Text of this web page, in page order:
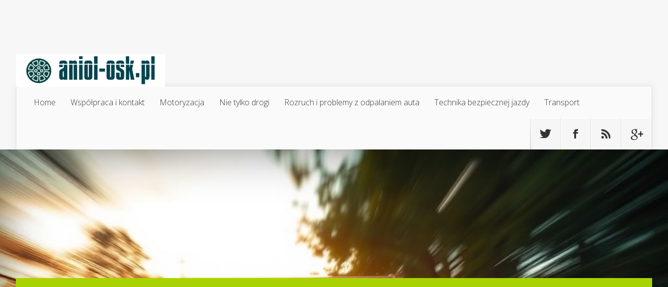
Home Współpraca i kontakt Motoryzacja Nie tylko drogi Rozruch i problemy z odpalaniem auta Technika bezpiecznej jazdy Transport